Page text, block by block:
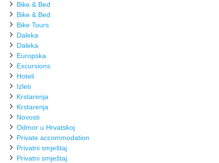
Bike & Bed
Bike & Bed
Bike Tours
Daleka
Daleka
Europska
Excursions
Hoteli
Izleti
Krstarenja
Krstarenja
Novosti
Odmor u Hrvatskoj
Private accommodation
Privatni smještaj
Privatni smještaj